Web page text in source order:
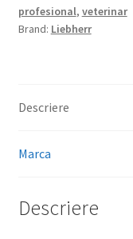
+16°C
profesional, veterinar
Brand: Liebherr
Descriere
Marca
Descriere